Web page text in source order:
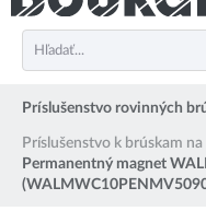
Príslušenstvo rovinných
Príslušenstvo k brúskam
Permanentný magnet